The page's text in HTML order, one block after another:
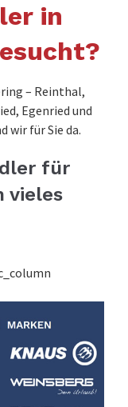
in
– Reinthal,
Egenried und
wir für Sie da.
für
vieles